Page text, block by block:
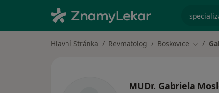
Hlavní Stránka Revmatolog Boskovice Změna
MUDr. Gabriela